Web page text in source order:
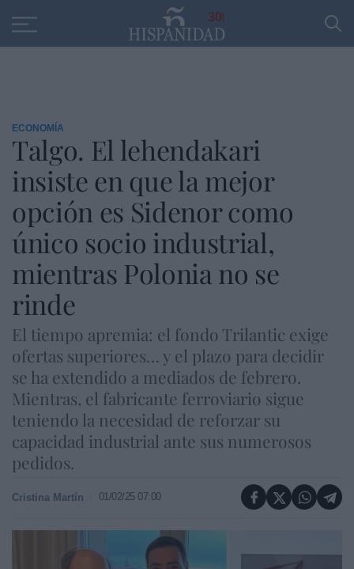
30
ECONOMÍA
Talgo. El lehendakari
insiste en que la mejor
opción es Sidenor como
único socio industrial,
mientras Polonia no se
rinde
El tiempo apremia: el fondo Trilantic exige
ofertas superiores… y el plazo para decidir
se ha extendido a mediados de febrero.
Mientras, el fabricante ferroviario sigue
teniendo la necesidad de reforzar su
capacidad industrial ante sus numerosos
pedidos.
Cristina Martín 01/02/25 07:00